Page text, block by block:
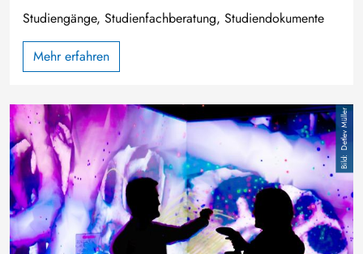
Studiengänge, Studienfachberatung, Studiendokumente
Mehr erfahren
Bild Detlev Müller